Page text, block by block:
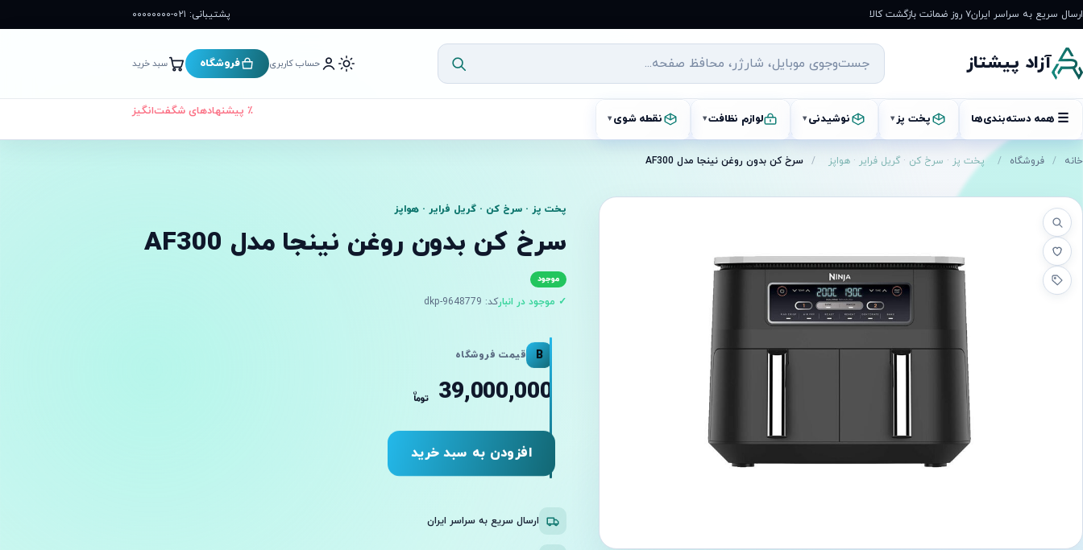
پرش
به
محتوا
ارسال سریع به سراسر ایران۷ روز ضمانت بازگشت کالا پشتیبانی: ۰۲۱-۰۰۰۰۰۰۰۰
آزاد پیشتاز حساب کاربری فروشگاه سبد خرید
☰ همه دسته‌بندی‌ها پخت پز ▾ نوشیدنی▾ لوازم نظافت▾ نقطه شوی ▾
٪ پیشنهادهای شگفت‌انگیز
خانه / فروشگاه / پخت پز · سرخ کن · گریل فرایر · هواپز / سرخ کن بدون روغن نینجا مدل AF300
پخت پز · سرخ کن · گریل فرایر · هواپز
سرخ کن بدون روغن نینجا مدل AF300
موجود
✓ موجود در انبارکد: dkp-9648779
B قیمت فروشگاه
39,000,000 توما
ن
افزودن به سبد خرید
ارسال سریع به سراسر ایران